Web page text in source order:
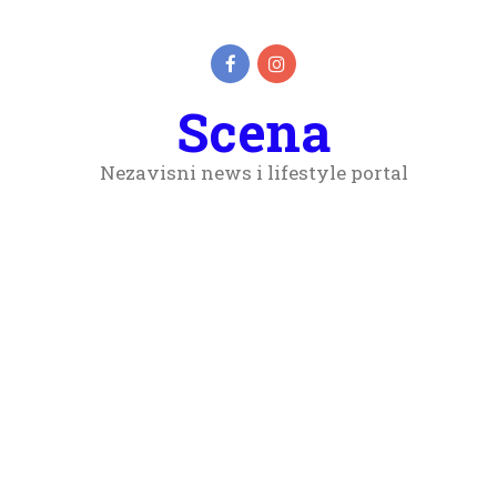
Scena
Nezavisni news i lifestyle portal